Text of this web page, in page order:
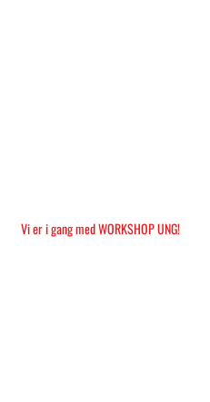
Vi er i gang med WORKSHOP UNG!